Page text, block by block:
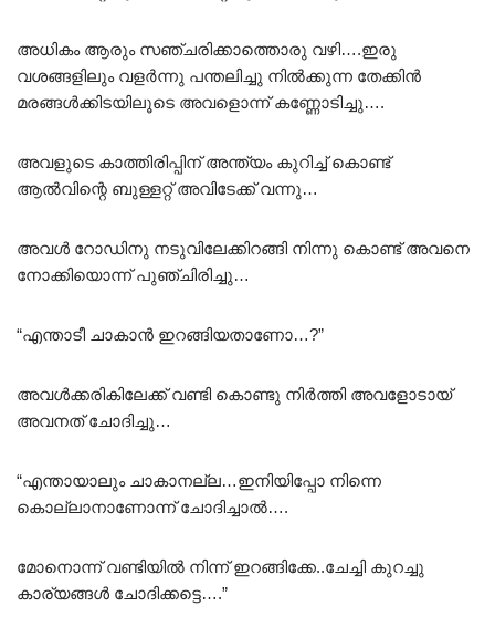
അധികം ആരും സഞ്ചരിക്കാത്തൊരു വഴി….ഇരു
വശങ്ങളിലും വളർന്നു പന്തലിച്ചു നിൽക്കുന്ന തേക്കിൻ
മരങ്ങൾക്കിടയിലൂടെ അവളൊന്ന് കണ്ണോടിച്ചു….
അവളുടെ കാത്തിരിപ്പിന് അന്ത്യം കുറിച്ച് കൊണ്ട്
ആൽവിന്റെ ബുള്ളറ്റ് അവിടേക്ക് വന്നു…
അവൾ റോഡിനു നടുവിലേക്കിറങ്ങി നിന്നു കൊണ്ട് അവനെ
നോക്കിയൊന്ന് പുഞ്ചിരിച്ചു…
“എന്താടീ ചാകാൻ ഇറങ്ങിയതാണോ…?”
അവൾക്കരികിലേക്ക് വണ്ടി കൊണ്ടു നിർത്തി അവളോടായ്
അവനത് ചോദിച്ചു…
“എന്തായാലും ചാകാനല്ല…ഇനിയിപ്പോ നിന്നെ
കൊല്ലാനാണോന്ന് ചോദിച്ചാൽ….
മോനൊന്ന് വണ്ടിയിൽ നിന്ന് ഇറങ്ങിക്കേ..ചേച്ചി കുറച്ചു
കാര്യങ്ങൾ ചോദിക്കട്ടെ….”